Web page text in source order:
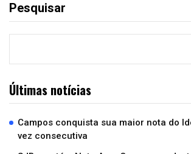
Pesquisar
Últimas notícias
Campos conquista sua maior nota do
vez consecutiva